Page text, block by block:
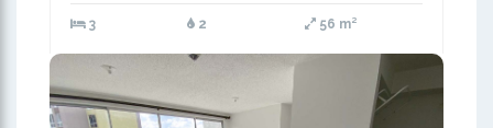
3 2 56 m²